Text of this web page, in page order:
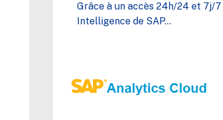
Grâce à un accès 24h/24 et 7j/
Intelligence de SAP…